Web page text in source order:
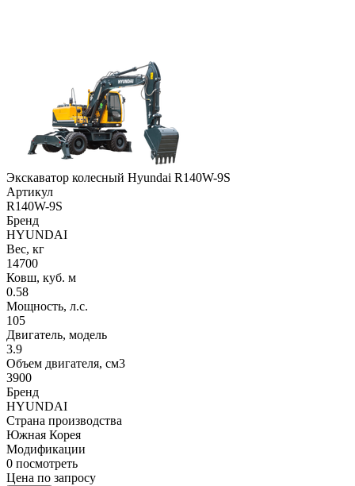
Экскаватор колесный Hyundai R140W-9S
Артикул
R140W-9S
Бренд
HYUNDAI
Вес, кг
14700
Ковш, куб. м
0.58
Мощность, л.с.
105
Двигатель, модель
3.9
Объем двигателя, см3
3900
Бренд
HYUNDAI
Страна производства
Южная Корея
Модификации
0 посмотреть
Цена по запросу